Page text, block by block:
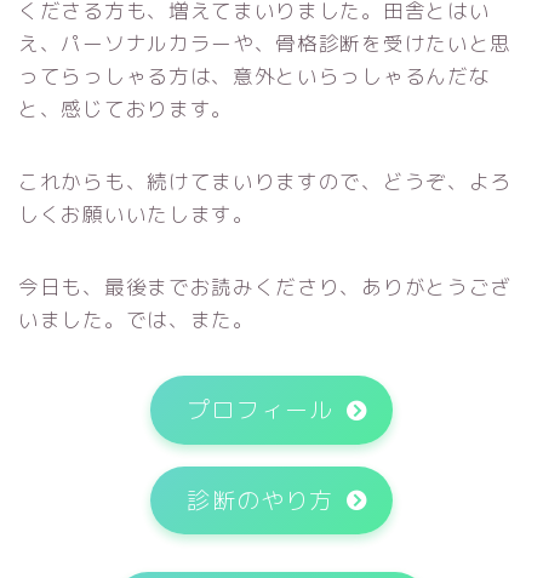
くださる方も、増えてまいりました。田舎とはい
え、パーソナルカラーや、骨格診断を受けたいと思
ってらっしゃる方は、意外といらっしゃるんだな
と、感じております。
これからも、続けてまいりますので、どうぞ、よろ
しくお願いいたします。
今日も、最後までお読みくださり、ありがとうござ
いました。では、また。
プロフィール
診断のやり方